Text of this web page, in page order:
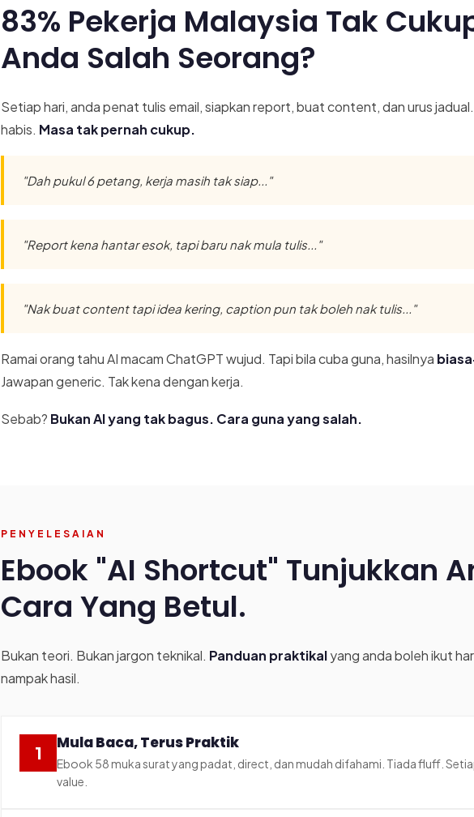
83% Pekerja Malaysia Tak
Anda Salah Seorang?
Setiap hari, anda penat tulis email, siapkan report, buat content, dan urus
habis. Masa tak pernah cukup.
"Dah pukul 6 petang, kerja masih tak siap..."
"Report kena hantar esok, tapi baru nak mula tulis..."
"Nak buat content tapi idea kering, caption pun tak boleh nak tulis..."
Ramai orang tahu AI macam ChatGPT wujud. Tapi bila cuba guna, hasilnya
Jawapan generic. Tak kena dengan kerja.
Sebab? Bukan AI yang tak bagus. Cara guna yang salah.
PENYELESAIAN
Ebook "AI Shortcut" Tunjukkan
Cara Yang Betul.
Bukan teori. Bukan jargon teknikal. Panduan praktikalyang anda boleh ikut
nampak hasil.
1 Mula Baca, Terus Praktik
Ebook 58 muka surat yang padat, direct, dan mudah difahami. Tiada fluff.
value.